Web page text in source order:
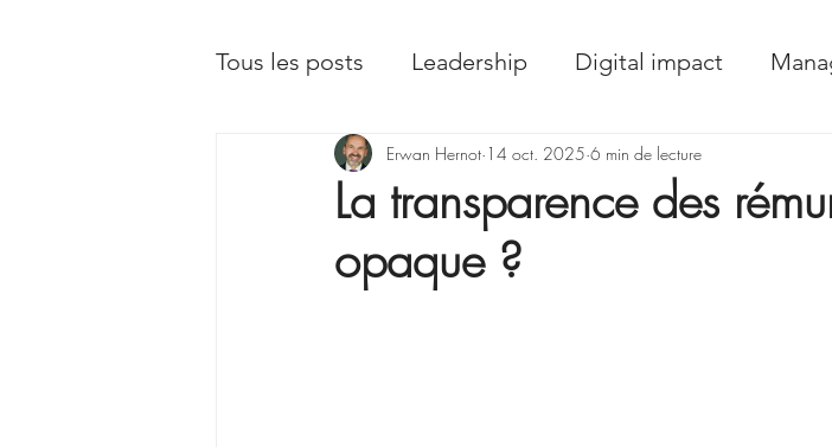
Tous les posts Leadership Digital impact
X raisons pour ... Learning & Development
La Minute Management
La transparence des
opaque ?
Erwan Hernot 14 oct. 2025 6 min de lecture